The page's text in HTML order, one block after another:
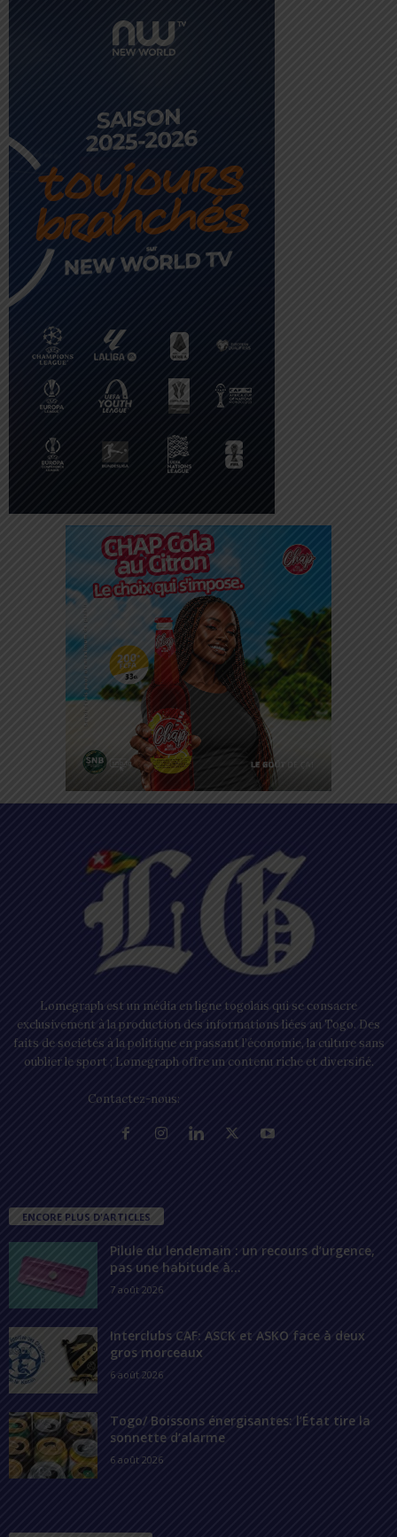
Lomegraph est un média en ligne togolais qui se consacre
exclusivement à la production des informations liées au Togo. Des
faits de sociétés à la politique en passant l’économie, la culture sans
oublier le sport ; Lomegraph offre un contenu riche et diversifié.
Contactez-nous:
ENCORE PLUS D'ARTICLES
Pilule du lendemain : un recours d’urgence,
pas une habitude à...
7 août 2026
Interclubs CAF: ASCK et ASKO face à deux
gros morceaux
6 août 2026
Togo/ Boissons énergisantes: l’État tire la
sonnette d’alarme
6 août 2026